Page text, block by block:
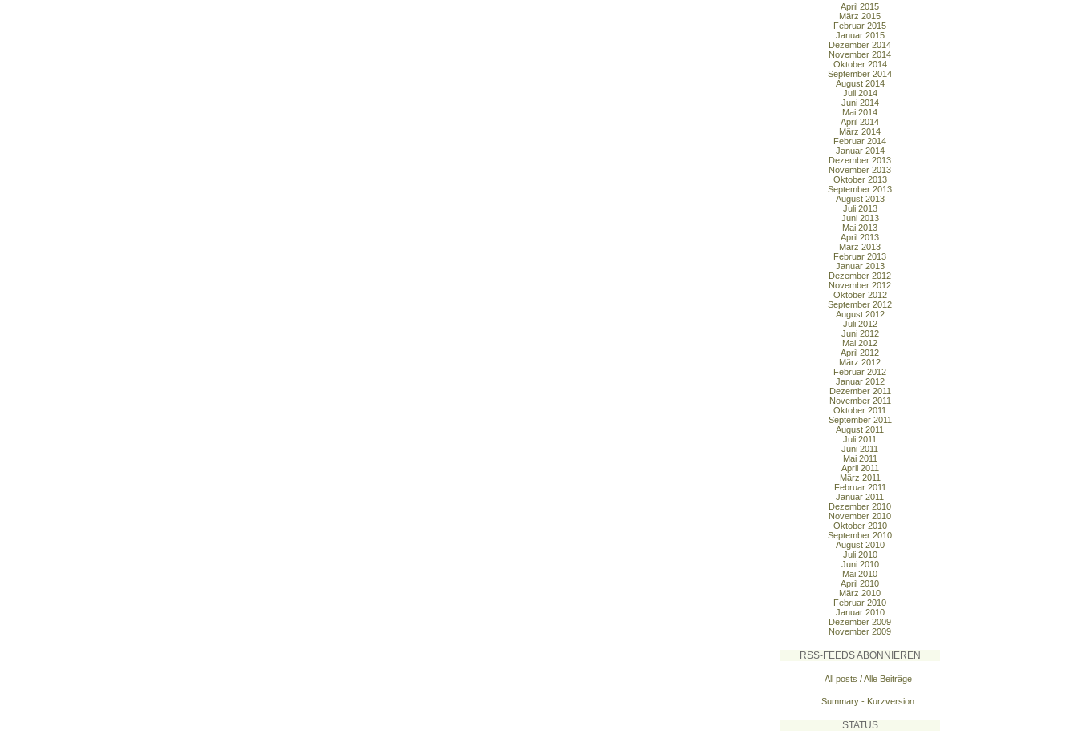
April 2015
März 2015
Februar 2015
Januar 2015
Dezember 2014
November 2014
Oktober 2014
September 2014
August 2014
Juli 2014
Juni 2014
Mai 2014
April 2014
März 2014
Februar 2014
Januar 2014
Dezember 2013
November 2013
Oktober 2013
September 2013
August 2013
Juli 2013
Juni 2013
Mai 2013
April 2013
März 2013
Februar 2013
Januar 2013
Dezember 2012
November 2012
Oktober 2012
September 2012
August 2012
Juli 2012
Juni 2012
Mai 2012
April 2012
März 2012
Februar 2012
Januar 2012
Dezember 2011
November 2011
Oktober 2011
September 2011
August 2011
Juli 2011
Juni 2011
Mai 2011
April 2011
März 2011
Februar 2011
Januar 2011
Dezember 2010
November 2010
Oktober 2010
September 2010
August 2010
Juli 2010
Juni 2010
Mai 2010
April 2010
März 2010
Februar 2010
Januar 2010
Dezember 2009
November 2009
RSS-FEEDS ABONNIEREN
All posts / Alle Beiträge
Summary - Kurzversion
STATUS